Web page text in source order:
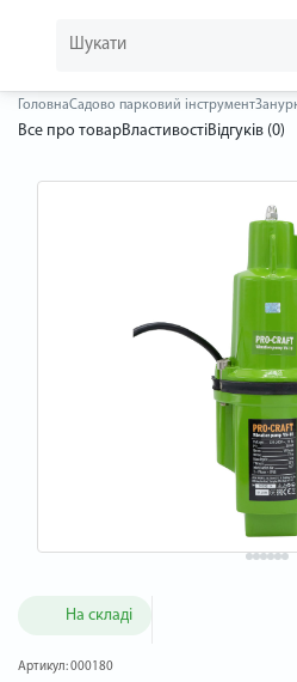
ГоловнаСадово парковий інструмент
Все про товарВластивостіВідгуків (0)
На складі
Артикул:000180